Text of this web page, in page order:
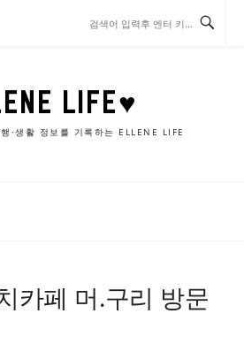
LIFE♥
·생활 정보를 기록하는 ELLENE LIFE
카페 머.구리 방문